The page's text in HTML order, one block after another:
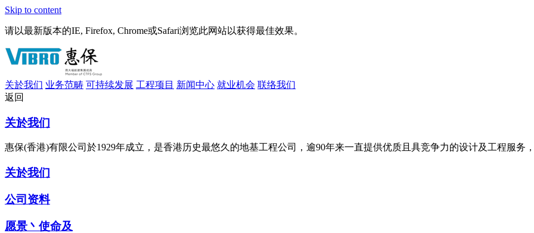
Skip to content
请以最新版本的IE, Firefox, Chrome或Safari浏览此网站以获得最佳效果。
关於我们 业务范畴 可持续发展 工程项目 新闻中心 就业机会 联络我们
返回
关於我们
惠保(香港)有限公司於1929年成立，是香港历史最悠久的地基工程公司，逾90年来一直提供优质且具竞争力的设计及工程服
关於我们
公司资料
愿景丶使命及